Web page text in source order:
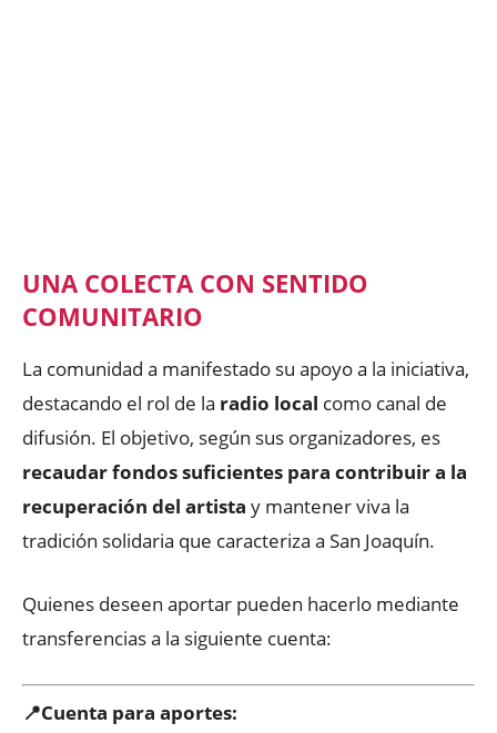
UNA COLECTA CON SENTIDO
COMUNITARIO
La comunidad a manifestado su apoyo a la iniciativa,
destacando el rol de la radio local como canal de
difusión. El objetivo, según sus organizadores, es
recaudar fondos suficientes para contribuir a la
recuperación del artista y mantener viva la
tradición solidaria que caracteriza a San Joaquín.
Quienes deseen aportar pueden hacerlo mediante
transferencias a la siguiente cuenta:
📍Cuenta para aportes: